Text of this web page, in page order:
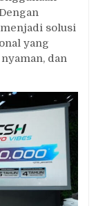
solusi
yang
dan